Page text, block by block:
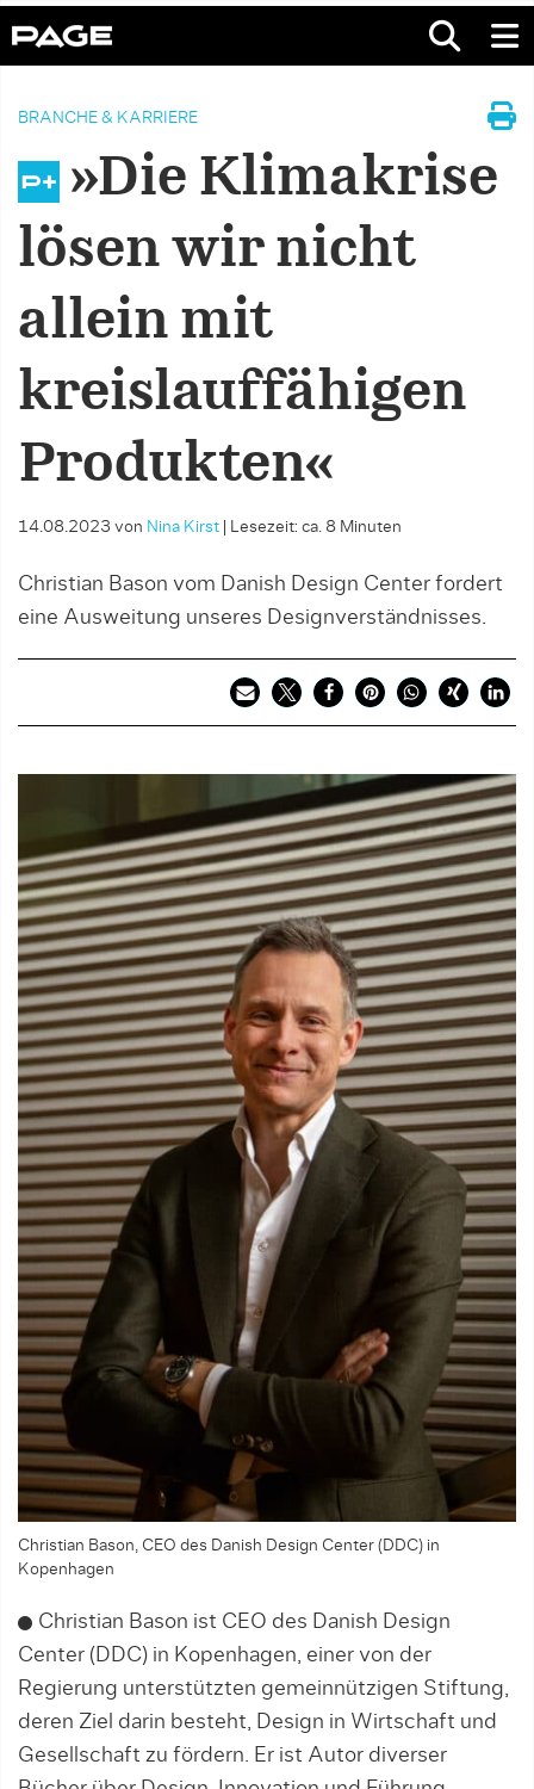
BRANCHE & KARRIERE
»Die Klimakrise
lösen wir nicht
allein mit
kreislauffähigen
Produkten«
14.08.2023 von Nina Kirst Lesezeit: ca. 8 Minuten
Christian Bason vom Danish Design Center fordert
eine Ausweitung unseres Design­verständnisses.
Christian Bason, CEO des Danish Design Center (DDC) in
Kopenhagen
Christian Bason ist CEO des Danish Design
Center (DDC) in Kopenhagen, einer von der
Regierung un­terstützten gemeinnützigen Stiftung,
deren Ziel darin besteht, Design in Wirtschaft und
Gesellschaft zu fördern. Er ist Autor diverser